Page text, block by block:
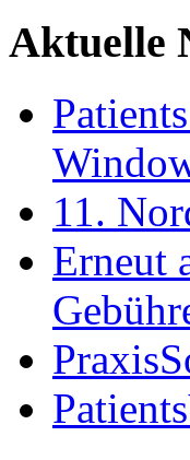
Aktuelle
11.
Erneut